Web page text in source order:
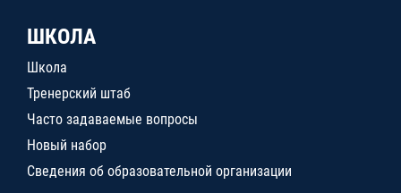
ШКОЛА
Школа
Тренерский штаб
Часто задаваемые вопросы
Новый набор
Сведения об образовательной организации